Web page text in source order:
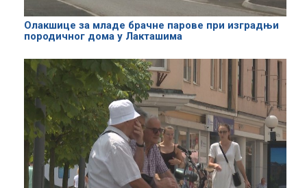
Олакшице за младе брачне парове при изградњи
породичног дома у Лакташима